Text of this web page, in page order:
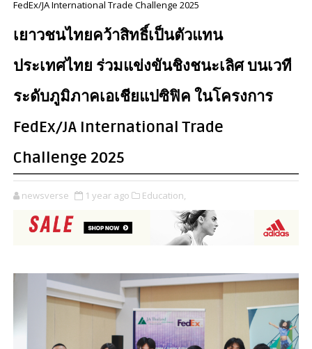
FedEx/JA International Trade Challenge 2025
เยาวชนไทยคว้าสิทธิ์เป็นตัวแทน
ประเทศไทย ร่วมแข่งขันชิงชนะเลิศ บนเวที
ระดับภูมิภาคเอเชียแปซิฟิค ในโครงการ
FedEx/JA International Trade
Challenge 2025
newsverse 1 year ago Education,